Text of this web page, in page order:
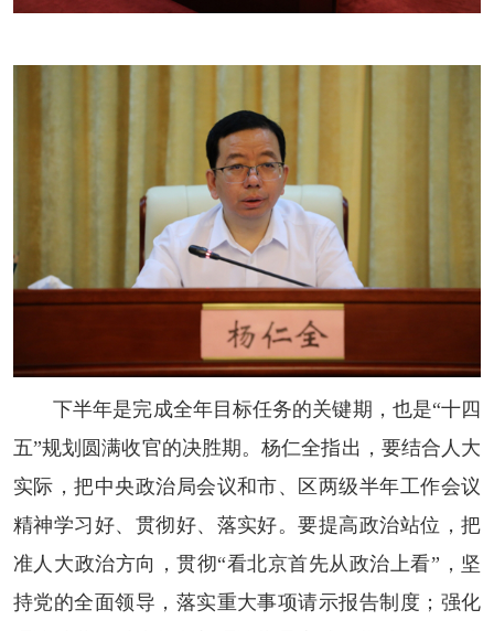
下半年是完成全年目标任务的关键期，也是“十四
五”规划圆满收官的决胜期。杨仁全指出，要结合人大
实际，把中央政治局会议和市、区两级半年工作会议
精神学习好、贯彻好、落实好。要提高政治站位，把
准人大政治方向，贯彻“看北京首先从政治上看”，坚
持党的全面领导，落实重大事项请示报告制度；强化